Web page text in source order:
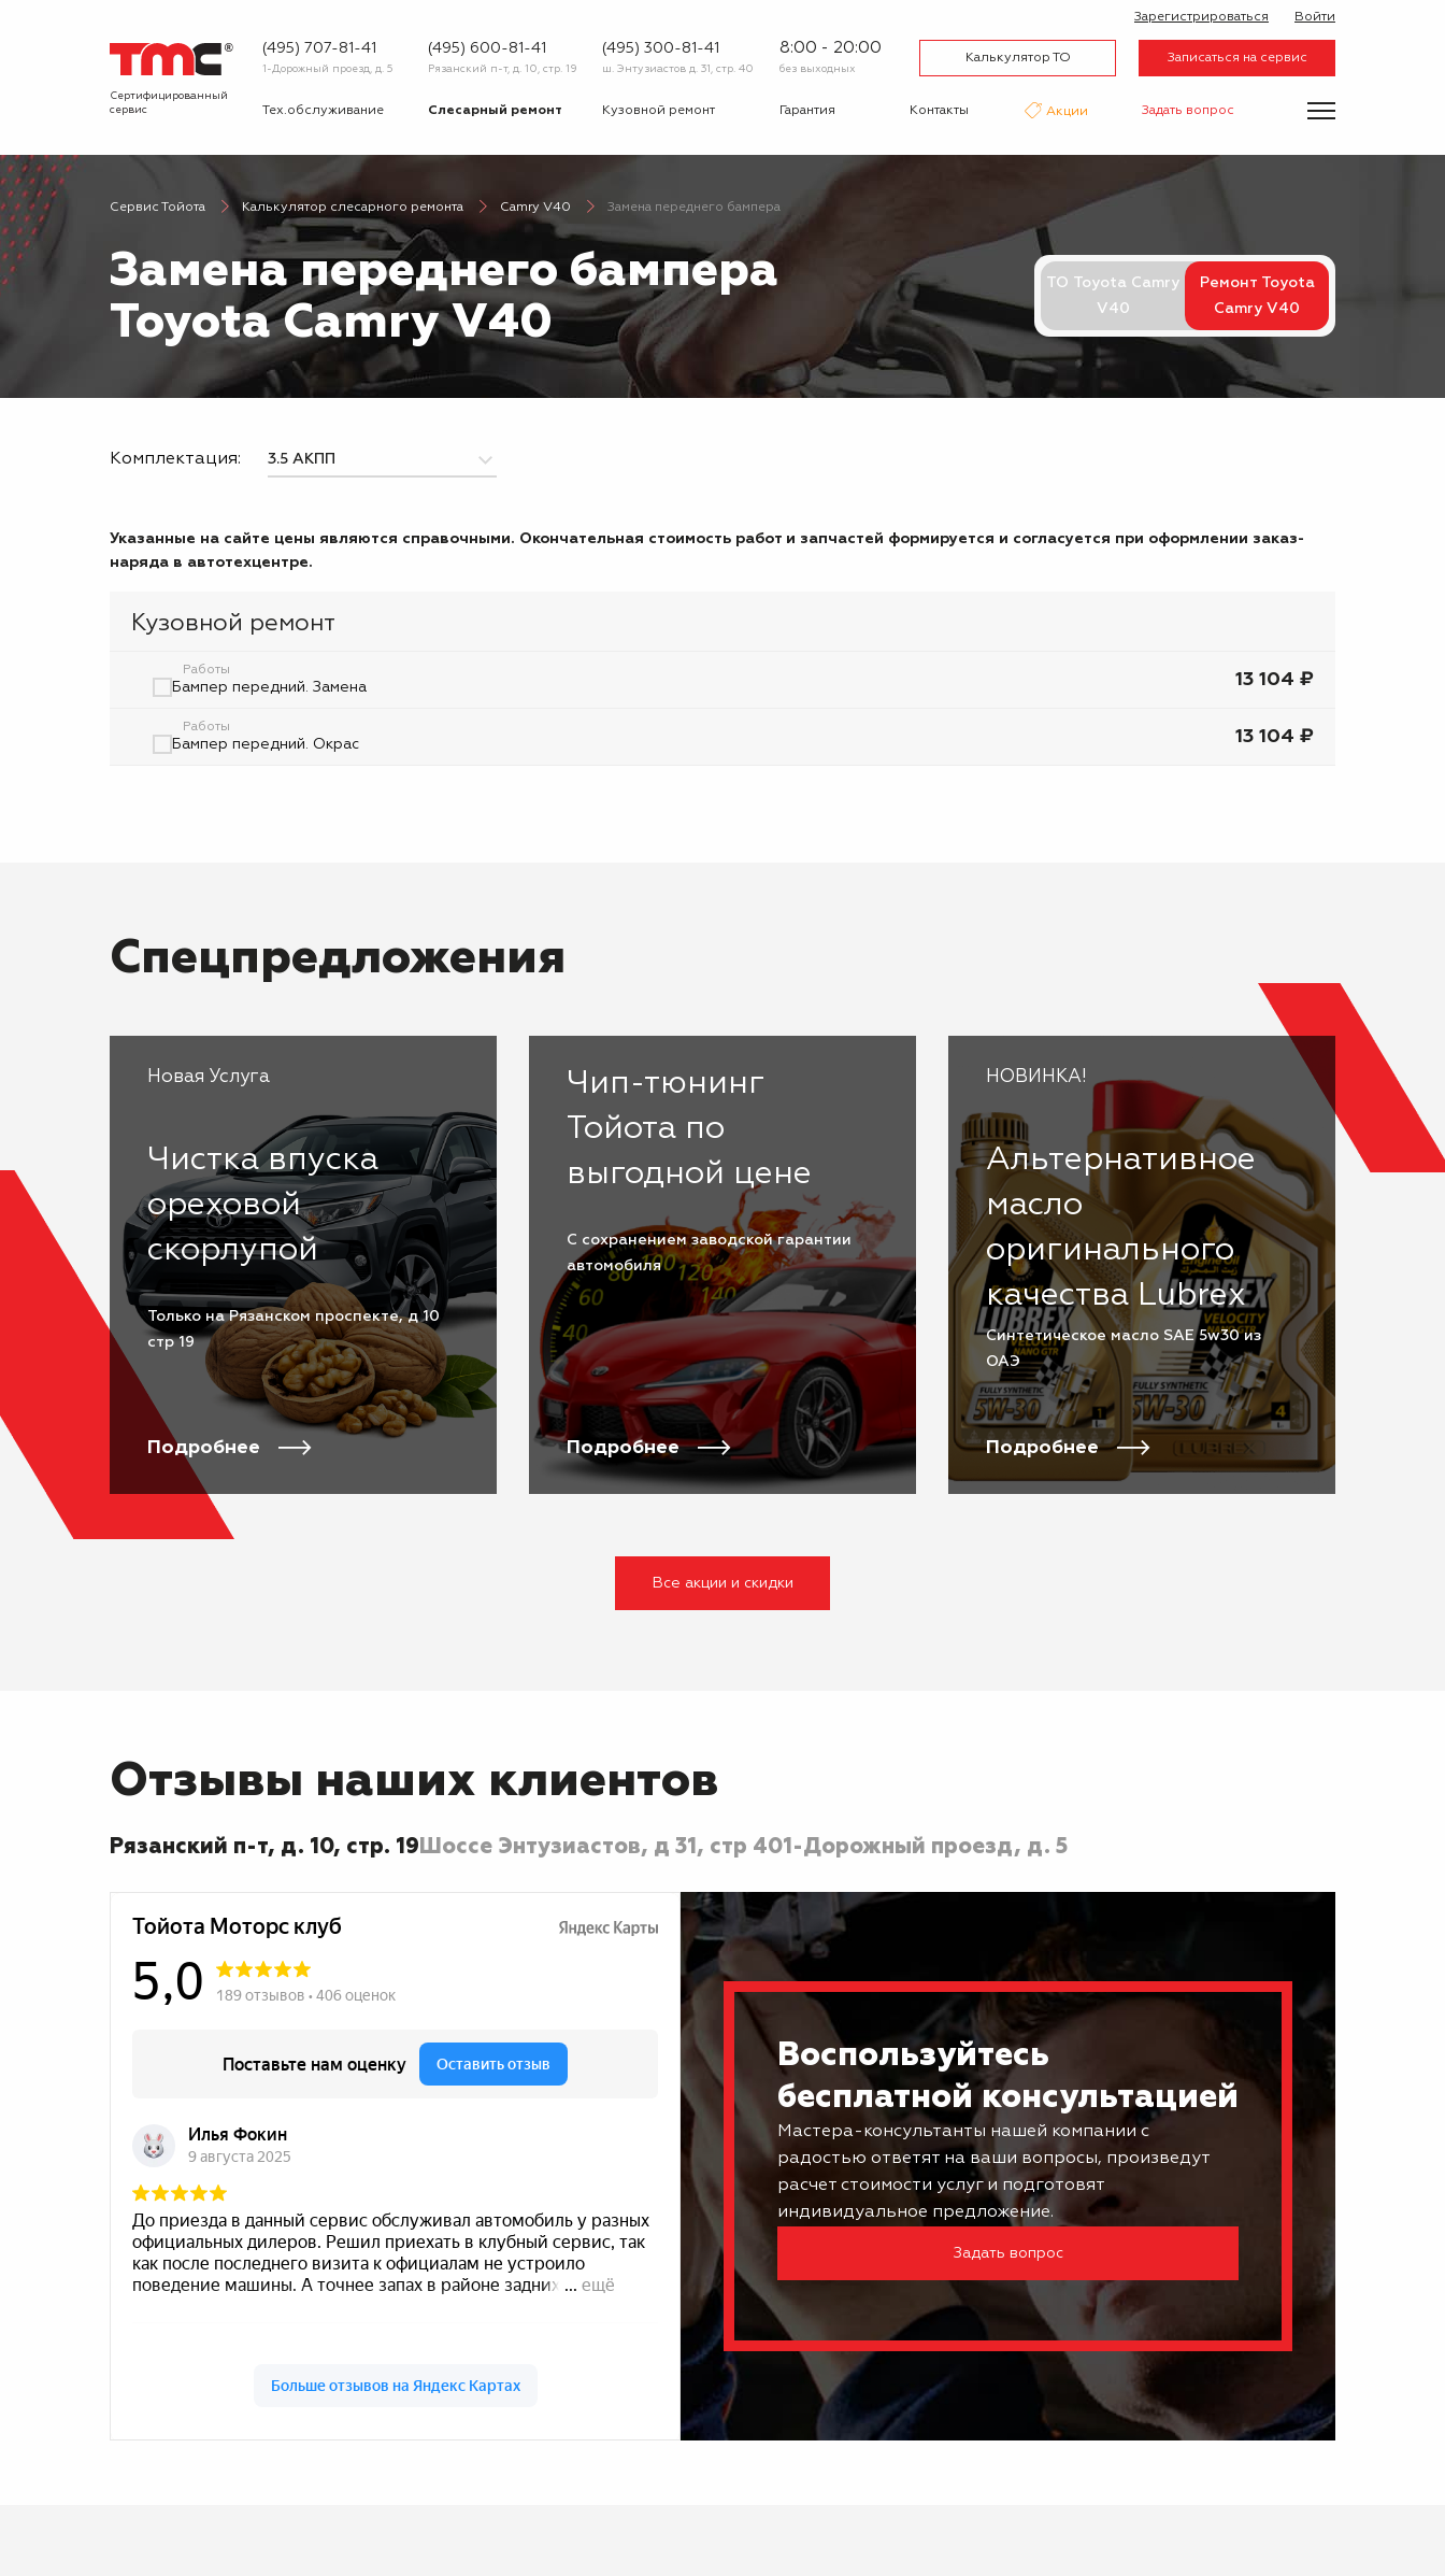
Сертифицированный
сервис
(495) 707-81-41
1-Дорожный проезд, д. 5
(495) 600-81-41
Рязанский п-т, д. 10, стр. 19
(495) 300-81-41
ш. Энтузиастов д. 31, стр. 40
8:00 - 20:00
без выходных
Калькулятор ТО Записаться на сервис
Зарегистрироваться Войти
Тех.обслуживание Слесарный ремонт Кузовной ремонт Гарантия Контакты Акции Задать вопрос
О сервисе Вопрос-ответ
клиентам
Новости Галерея Вакансии
Сервис Тойота Калькулятор слесарного ремонта Camry V40 Замена переднего бампера
Замена переднего бампера
Toyota Camry V40
ТО Toyota Camry
V40
Ремонт Toyota
Camry V40
Комплектация:
Указанные на сайте цены являются справочными. Окончательная стоимость работ и запчастей формируется и согласуется при оформлении заказ-
наряда в автотехцентре.
Кузовной ремонт
Работы
Бампер передний. Замена 13 104 ₽
Работы
Бампер передний. Окрас 13 104 ₽
Спецпредложения
Новая Услуга
Чистка впуска
ореховой
скорлупой
Только на Рязанском проспекте, д 10
стр 19
Подробнее
Чип-тюнинг
Тойота по
выгодной цене
С сохранением заводской гарантии
автомобиля
Подробнее
НОВИНКА!
Альтернативное
масло
оригинального
качества Lubrex
Cинтетическое масло SAE 5w30 из
ОАЭ
Подробнее
Все акции и скидки
Отзывы наших клиентов
Рязанский п-т, д. 10, стр. 19 Шоссе Энтузиастов, д 31, стр 401-Дорожный проезд, д. 5
Воспользуйтесь
бесплатной консультацией
Мастера-консультанты нашей компании с
радостью ответят на ваши вопросы, произведут
расчет стоимости услуг и подготовят
индивидуальное предложение.
Задать вопрос